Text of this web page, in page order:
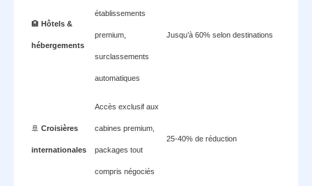
🏨 Hôtels &
hébergements
établissements
premium,
surclassements
automatiques
Jusqu’à 60% selon destinations
🚢 Croisières
internationales
Accès exclusif aux
cabines premium,
packages tout
compris négociés
25-40% de réduction